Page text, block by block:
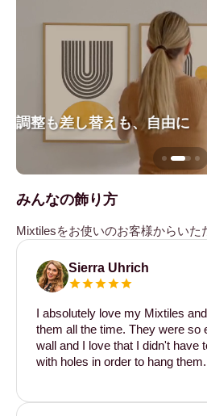
調整も差し替えも、自由に
みんなの飾り方
Mixtilesをお使いのお客様からいた
Sierra Uhrich
I absolutely love my Mixtiles
them all the time. They were so
wall and I love that I didn't have
with holes in order to hang them.